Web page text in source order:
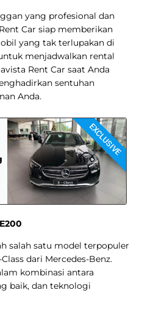
yang profesional dan
Car siap memberikan
yang tak terlupakan di
menjadwalkan rental
Rent Car saat Anda
sentuhan
Anda.
EXCLUSIVE
salah satu model terpopuler
dari Mercedes-Benz.
kombinasi antara
baik, dan teknologi